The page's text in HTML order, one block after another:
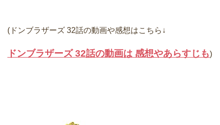
(ドンブラザーズ 32話の動画や感想はこちら↓
ドンブラザーズ 32話の動画は 感想やあらすじも)